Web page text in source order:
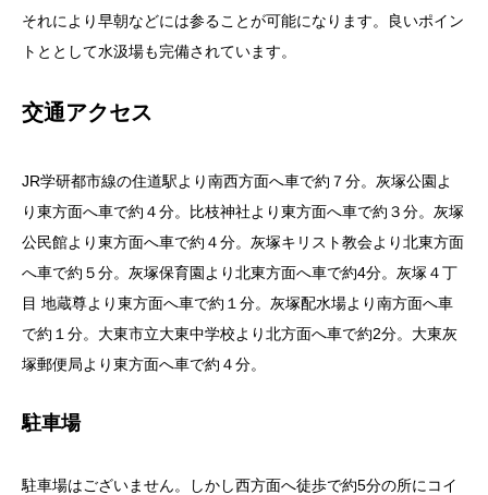
それにより早朝などには参ることが可能になります。良いポイン
トととして水汲場も完備されています。
交通アクセス
JR学研都市線の住道駅より南西方面へ車で約７分。灰塚公園よ
り東方面へ車で約４分。比枝神社より東方面へ車で約３分。灰塚
公民館より東方面へ車で約４分。灰塚キリスト教会より北東方面
へ車で約５分。灰塚保育園より北東方面へ車で約4分。灰塚４丁
目 地蔵尊より東方面へ車で約１分。灰塚配水場より南方面へ車
で約１分。大東市立大東中学校より北方面へ車で約2分。大東灰
塚郵便局より東方面へ車で約４分。
駐車場
駐車場はございません。しかし西方面へ徒歩で約5分の所にコイ